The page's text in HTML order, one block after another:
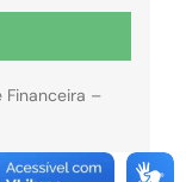
–